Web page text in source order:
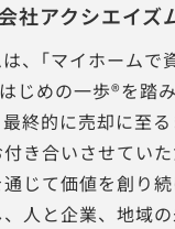
社アクシエイズ
、｢マイホームで
じめの一歩®を踏
終的に売却に至
き合いさせていた
じて価値を創り
人と企業、地域